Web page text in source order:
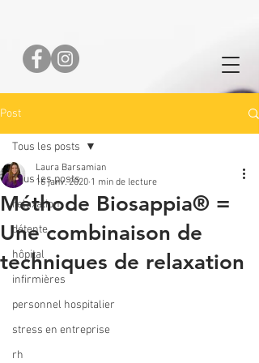
Post
Tous les posts
relaxation
détente
hôpital
infirmières
personnel hospitalier
stress en entreprise
rh
Tous les posts
Méthode Biosappia® =
Une combinaison de
techniques de relaxation
Laura Barsamian
16 janv. 2020 1 min de lecture